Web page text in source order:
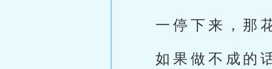
一停下来，那
如果做不成的